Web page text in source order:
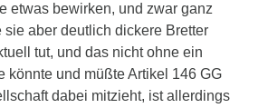
etwas bewirken, und zwar ganz
sie aber deutlich dickere Bretter
tut, und das nicht ohne ein
könnte und müßte Artikel 146 GG
dabei mitzieht, ist allerdings